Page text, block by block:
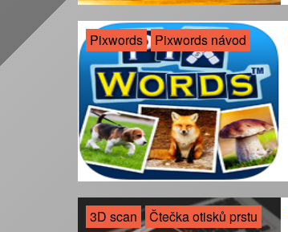
Pixwords Pixwords návod
3D scan
Čtečka otisků prstu